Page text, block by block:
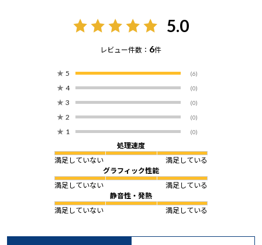
5.0
レビュー件数： 6件
★ 5 (6)
★ 4 (0)
★ 3 (0)
★ 2 (0)
★ 1 (0)
処理速度
満足していない
満足している
グラフィック性能
満足していない
満足している
静音性・発熱
満足していない
満足している